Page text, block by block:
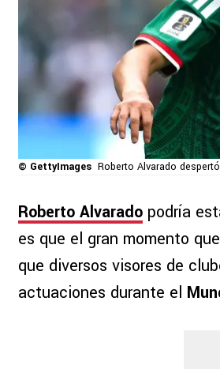
© GettyImages Roberto Alvarado
Roberto Alvarado podría
es que el gran momento
que diversos visores de
actuaciones durante el